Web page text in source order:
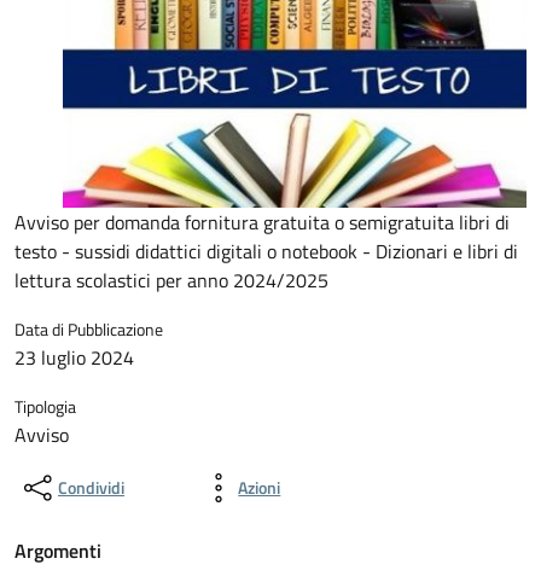
Avviso per domanda fornitura gratuita o semigratuita libri di
testo - sussidi didattici digitali o notebook - Dizionari e libri di
lettura scolastici per anno 2024/2025
Data di Pubblicazione
23 luglio 2024
Tipologia
Avviso
Condividi Azioni
Argomenti